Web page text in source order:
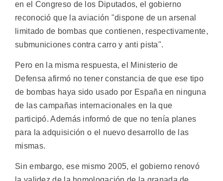
en el Congreso de los Diputados, el gobierno
reconoció que la aviación "dispone de un arsenal
limitado de bombas que contienen, respectivamente,
submuniciones contra carro y anti pista".
Pero en la misma respuesta, el Ministerio de
Defensa afirmó no tener constancia de que ese tipo
de bombas haya sido usado por España en ninguna
de las campañas internacionales en la que
participó. Además informó de que no tenía planes
para la adquisición o el nuevo desarrollo de las
mismas.
Sin embargo, ese mismo 2005, el gobierno renovó